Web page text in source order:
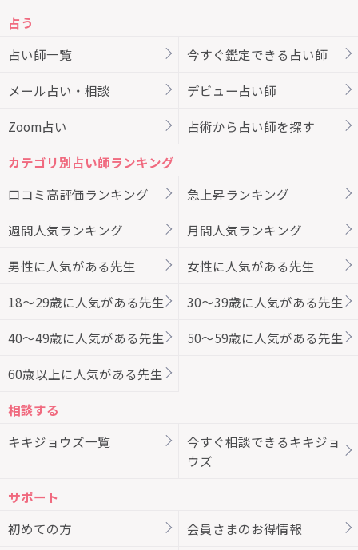
占う
占い師一覧
今すぐ鑑定できる占い師
メール占い・相談 デビュー占い師
Zoom占い 占術から占い師を探す
カテゴリ別占い師ランキング
口コミ高評価ランキング
急上昇ランキング
週間人気ランキング 月間人気ランキング
男性に人気がある先生 女性に人気がある先生
18～29歳に人気がある先生 30～39歳に人気がある先生
40～49歳に人気がある先生 50～59歳に人気がある先生
60歳以上に人気がある先生
相談する
キキジョウズ一覧
今すぐ相談できるキキジョ
ウズ
サポート
初めての方
会員さまのお得情報